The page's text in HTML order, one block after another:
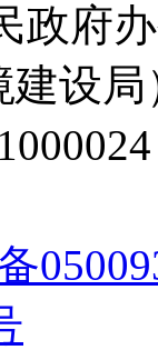
政府
建设局